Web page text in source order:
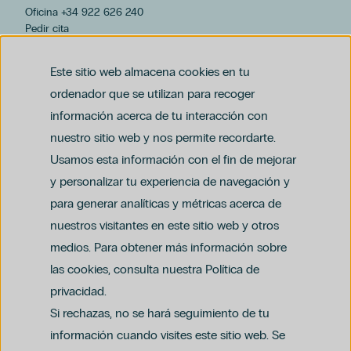
Este sitio web almacena cookies en tu
ordenador que se utilizan para recoger
información acerca de tu interacción con
nuestro sitio web y nos permite recordarte.
Usamos esta información con el fin de mejorar
y personalizar tu experiencia de navegación y
para generar analíticas y métricas acerca de
nuestros visitantes en este sitio web y otros
medios. Para obtener más información sobre
las cookies, consulta nuestra Política de
privacidad.
Si rechazas, no se hará seguimiento de tu
información cuando visites este sitio web. Se
Hospiten Lanzarote
Embarazo
Ginecología
Hospiten Tamaragua
Niños
Nutrición
Podología
Cirugía Ortopédica Y Traumatología
Dra. Ioana Bodea
Ginecología Regenerativa
Grupo Hospiten
Oficina +34 922 626 240
Pedir cita
Política de privacidad y protección de datos
Política del canal ético (PDF)
Política de compliance penal (PDF)